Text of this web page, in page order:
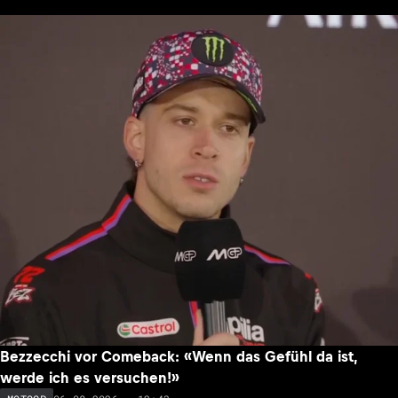
Bezzecchi vor Comeback: «Wenn das Gefühl da ist,
werde ich es versuchen!»